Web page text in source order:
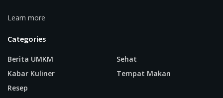
Learn more
Categories
Berita UMKM
Kabar Kuliner
Resep
Sehat
Tempat Makan